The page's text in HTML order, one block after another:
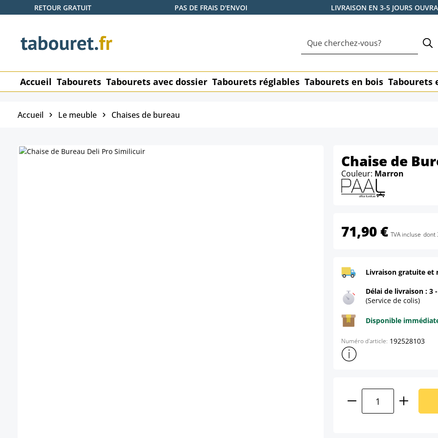
au contenu principal
Passer à la recherche
Passer à la navigation principale
RETOUR GRATUIT PAS DE FRAIS D'ENVOI LIVRAISON EN 3-5 JOURS
Accueil Tabourets Tabourets avec dossier Tabourets réglables Tabourets en bois Tabourets
Accueil Le meuble Chaises de bureau
Chaise de
Couleur: Marron
71,90 € TVA incluse dont
Livraison gratuite et
Délai de livraison : 3
(Service de colis)
Disponible
Numéro d'article: 192528103
Afficher plus d'informations
Quantité de